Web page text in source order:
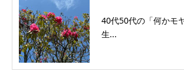
40代50代の「何かモ
生...